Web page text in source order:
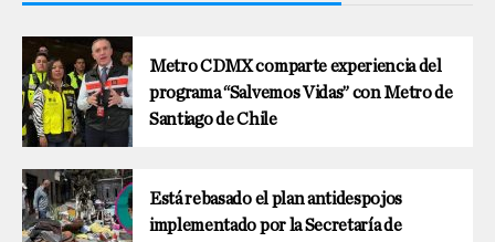
Metro CDMX comparte experiencia del
programa “Salvemos Vidas” con Metro de
Santiago de Chile
Está rebasado el plan antidespojos
implementado por la Secretaría de